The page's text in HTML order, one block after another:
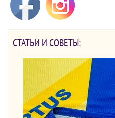
СТАТЬИ И СОВЕТЫ: